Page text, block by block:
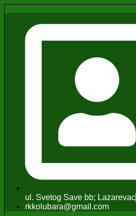
ul. Svetog Save bb; Lazarevac
rkkolubara@gmail.com